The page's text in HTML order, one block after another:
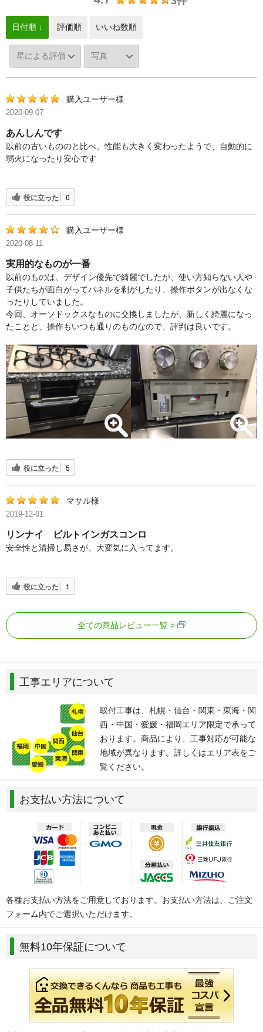
日付順 ↓ 評価順 いいね数順
購入ユーザー様
2020-09-07
あんしんです
以前の古いもののと比べ、性能も大きく変わったようで、自動的に
弱火になったり安心です
役に立った 0
購入ユーザー様
2020-08-11
実用的なものが一番
以前のものは、デザイン優先で綺麗でしたが、使い方知らない人や
子供たちが面白がってパネルを剥がしたり、操作ボタンが出なくな
ったりしていました。
今回、オーソドックスなものに交換しましたが、新しく綺麗になっ
たことと、操作もいつも通りのものなので、評判は良いです。
役に立った 5
マサル様
2019-12-01
リンナイ ビルトインガスコンロ
安全性と清掃し易さが、大変気に入ってます。
役に立った 1
全ての商品レビュー一覧
工事エリアについて
取付工事は、札幌・仙台・関東・東海・関
西・中国・愛媛・福岡エリア限定で承って
おります。商品により、工事対応が可能な
地域が異なります。詳しくはエリア表をご
覧ください。
お支払い方法について
各種お支払い方法をご用意しております。お支払い方法は、ご注文
フォーム内でご選択いただけます。
無料10年保証について